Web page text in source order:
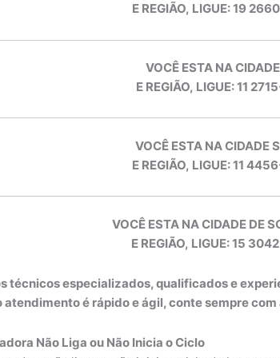
E REGIÃO, LIGUE: 19
VOCÊ ESTA NA
E REGIÃO, LIGUE: 11
VOCÊ ESTA NA CIDADE
E REGIÃO, LIGUE: 11
VOCÊ ESTA NA CIDADE DE
E REGIÃO, LIGUE: 15
técnicos especializados, qualificados e
atendimento é rápido e ágil, conte sempre com
Não Liga ou Não Inicia o Ciclo